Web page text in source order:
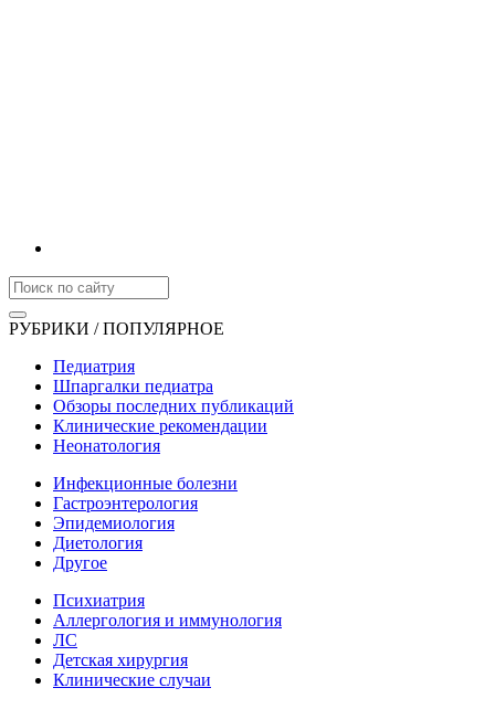
РУБРИКИ / ПОПУЛЯРНОЕ
Педиатрия
Шпаргалки педиатра
Обзоры последних публикаций
Клинические рекомендации
Неонатология
Инфекционные болезни
Гастроэнтерология
Эпидемиология
Диетология
Другое
Психиатрия
Аллергология и иммунология
ЛС
Детская хирургия
Клинические случаи